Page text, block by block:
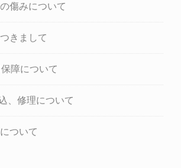
傷みについて
きまして
障について
、修理について
ついて